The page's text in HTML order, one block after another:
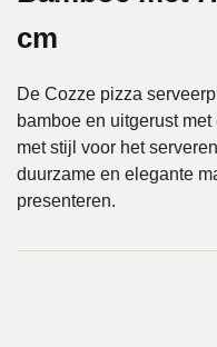
cm
De Cozze pizza
bamboe en uitgerust
met stijl voor het
duurzame en elegante
presenteren.